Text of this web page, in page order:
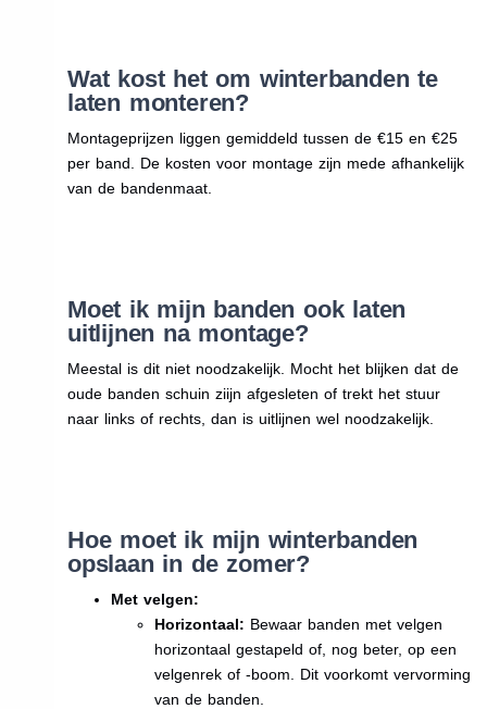
Wat kost het om winterbanden te
laten monteren?
Montageprijzen liggen gemiddeld tussen de €15 en €25
per band. De kosten voor montage zijn mede afhankelijk
van de bandenmaat.
Moet ik mijn banden ook laten
uitlijnen na montage?
Meestal is dit niet noodzakelijk. Mocht het blijken dat de
oude banden schuin ziijn afgesleten of trekt het stuur
naar links of rechts, dan is uitlijnen wel noodzakelijk.
Hoe moet ik mijn winterbanden
opslaan in de zomer?
Met velgen:
Horizontaal: Bewaar banden met velgen
horizontaal gestapeld of, nog beter, op een
velgenrek of -boom. Dit voorkomt vervorming
van de banden.